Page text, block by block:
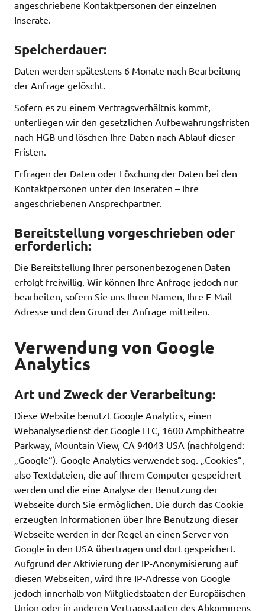
angeschriebene Kontaktpersonen der einzelnen
Inserate.
Speicherdauer:
Daten werden spätestens 6 Monate nach Bearbeitung
der Anfrage gelöscht.
Sofern es zu einem Vertragsverhältnis kommt,
unterliegen wir den gesetzlichen Aufbewahrungsfristen
nach HGB und löschen Ihre Daten nach Ablauf dieser
Fristen.
Erfragen der Daten oder Löschung der Daten bei den
Kontaktpersonen unter den Inseraten – Ihre
angeschriebenen Ansprechpartner.
Bereitstellung vorgeschrieben oder
erforderlich:
Die Bereitstellung Ihrer personenbezogenen Daten
erfolgt freiwillig. Wir können Ihre Anfrage jedoch nur
bearbeiten, sofern Sie uns Ihren Namen, Ihre E-Mail-
Adresse und den Grund der Anfrage mitteilen.
Verwendung von Google
Analytics
Art und Zweck der Verarbeitung:
Diese Website benutzt Google Analytics, einen
Webanalysedienst der Google LLC, 1600 Amphitheatre
Parkway, Mountain View, CA 94043 USA (nachfolgend:
„Google“). Google Analytics verwendet sog. „Cookies“,
also Textdateien, die auf Ihrem Computer gespeichert
werden und die eine Analyse der Benutzung der
Webseite durch Sie ermöglichen. Die durch das Cookie
erzeugten Informationen über Ihre Benutzung dieser
Webseite werden in der Regel an einen Server von
Google in den USA übertragen und dort gespeichert.
Aufgrund der Aktivierung der IP-Anonymisierung auf
diesen Webseiten, wird Ihre IP-Adresse von Google
jedoch innerhalb von Mitgliedstaaten der Europäischen
Union oder in anderen Vertragsstaaten des Abkommens